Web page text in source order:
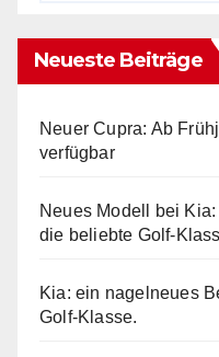
Neueste Beiträge
Neuer Cupra: Ab
verfügbar
Neues Modell bei
die beliebte Golf-
Kia: ein nagelneues
Golf-Klasse.